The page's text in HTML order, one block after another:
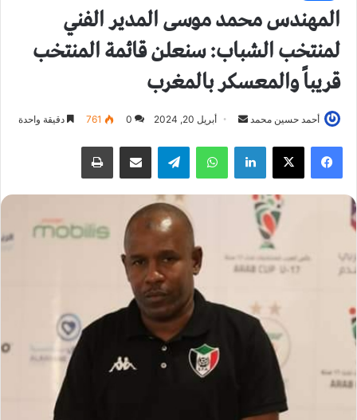
المهندس محمد موسى المدير الفني
لمنتخب الشباب: سنعلن قائمة المنتخب
قريباً والمعسكر بالمغرب
أحمد حسين محمد
ل
ب
ا
ل
أبريل 20, 2024 0
761 دقيقة واحدة
فيسبوك لينكدإن واتساب